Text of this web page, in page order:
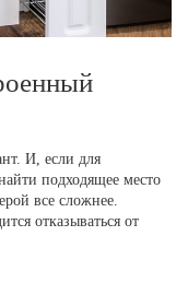
И, если для
подходящее место
все сложнее.
отказываться от